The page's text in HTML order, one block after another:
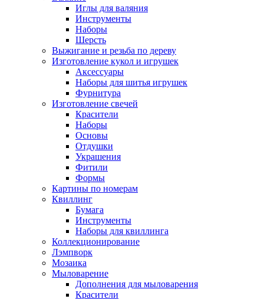
Иглы для валяния
Инструменты
Наборы
Шерсть
Выжигание и резьба по дереву
Изготовление кукол и игрушек
Аксессуары
Наборы для шитья игрушек
Фурнитура
Изготовление свечей
Красители
Наборы
Основы
Отдушки
Украшения
Фитили
Формы
Картины по номерам
Квиллинг
Бумага
Инструменты
Наборы для квиллинга
Коллекционирование
Лэмпворк
Мозаика
Мыловарение
Дополнения для мыловарения
Красители